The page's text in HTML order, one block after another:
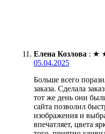
Елена Козлова : ★
05.04.2025
Больше всего
заказа. Сделала
тот же день они
сайта позволил
изображения и
впечатляет, цвета